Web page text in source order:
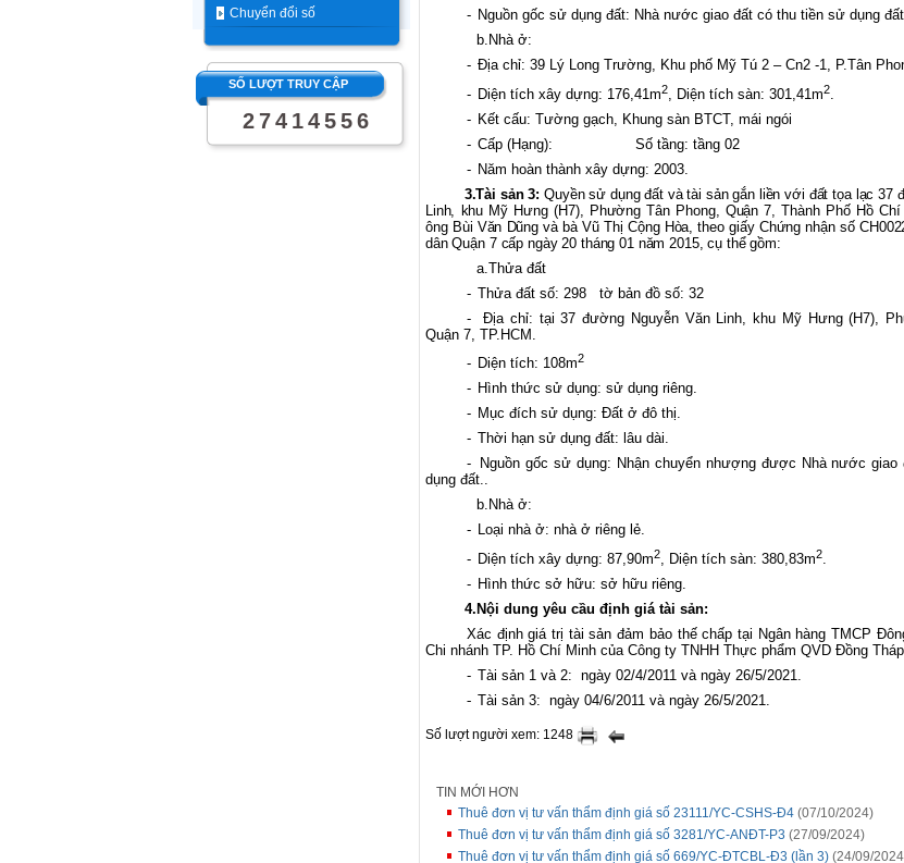
Chuyển đổi số
SỐ LƯỢT TRUY CẬP
2 7 4 1 4 5 5 6
- Nguồn gốc sử dụng đất: Nhà nước giao đất có thu tiền sử dụng
b.Nhà ở:
- Địa chỉ: 39 Lý Long Trường, Khu phố Mỹ Tú 2 – Cn2 -1, P.Tân
- Diện tích xây dựng: 176,41m2, Diện tích sàn: 301,41m2.
- Kết cấu: Tường gạch, Khung sàn BTCT, mái ngói
- Cấp (Hạng): Số tầng: tầng 02
- Năm hoàn thành xây dựng: 2003.
3.Tài sản 3: Quyền sử dụng đất và tài sản gắn liền với đất tọa lạc 37
Linh, khu Mỹ Hưng (H7), Phường Tân Phong, Quận 7, Thành Phố Hồ
ông Bùi Văn Dũng và bà Vũ Thị Cộng Hòa, theo giấy Chứng nhận số
dân Quận 7 cấp ngày 20 tháng 01 năm 2015, cụ thể gồm:
a.Thửa đất
- Thửa đất số: 298 tờ bản đồ số: 32
-
Địa chỉ: tại 37 đường Nguyễn Văn Linh, khu Mỹ Hưng (H7),
Quận 7, TP.HCM.
- Diện tích: 108m2
- Hình thức sử dụng: sử dụng riêng.
- Mục đích sử dụng: Đất ở đô thị.
- Thời hạn sử dụng đất: lâu dài.
-
Nguồn gốc sử dụng: Nhận chuyển nhượng được Nhà nước
dụng đất..
b.Nhà ở:
- Loại nhà ở: nhà ở riêng lẻ.
- Diện tích xây dựng: 87,90m2, Diện tích sàn: 380,83m2.
- Hình thức sở hữu: sở hữu riêng.
4.Nội dung yêu cầu định giá tài sản:
Xác định giá trị tài sản đảm bảo thế chấp tại Ngân hàng TMCP
Chi nhánh TP. Hồ Chí Minh của Công ty TNHH Thực phẩm QVD Đồng
- Tài sản 1 và 2: ngày 02/4/2011 và ngày 26/5/2021.
- Tài sản 3: ngày 04/6/2011 và ngày 26/5/2021.
Số lượt người xem: 1248
TIN MỚI HƠN
Thuê đơn vị tư vấn thẩm định giá số 23111/YC-CSHS-Đ4 (07/10/2024)
Thuê đơn vị tư vấn thẩm định giá số 3281/YC-ANĐT-P3 (27/09/2024)
Thuê đơn vị tư vấn thẩm định giá số 669/YC-ĐTCBL-Đ3 (lần 3) (24/09/